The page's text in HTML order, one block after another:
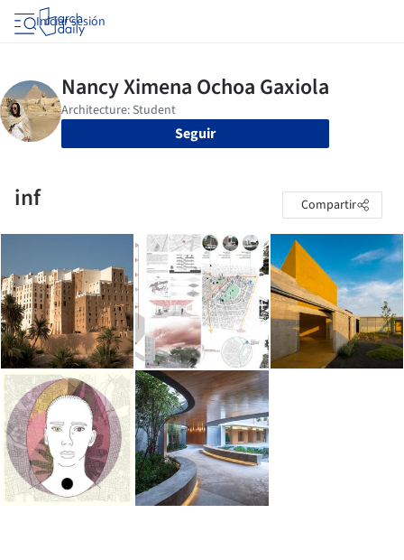
Iniciar sesión
Seguir
inf Compartir